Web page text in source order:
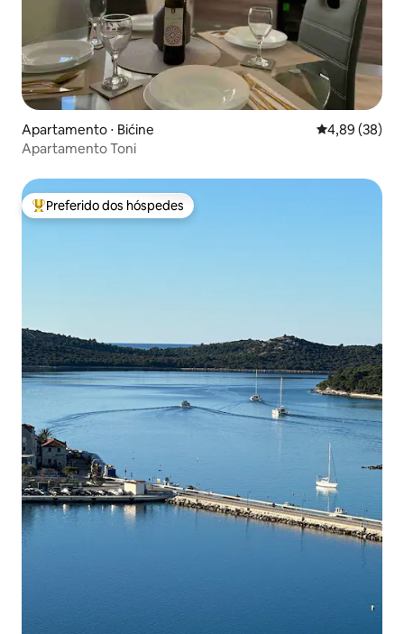
Apartamento ⋅ Bićine 4,89 de uma
4,89 (38)
Apartamento Toni
Entre os melhores preferidos dos hóspedes
Preferido dos hóspedes